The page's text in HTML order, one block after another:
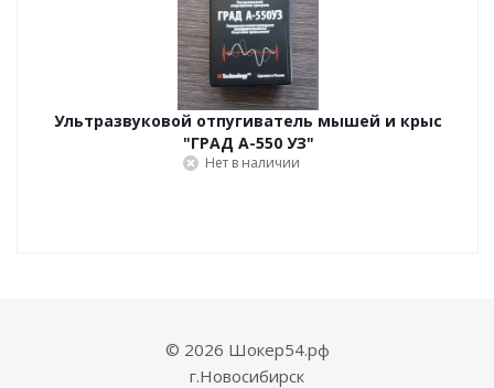
Ультразвуковой отпугиватель мышей и крыс
"ГРАД А-550 УЗ"
Нет в наличии
© 2026 Шокер54.рф
г.Новосибирск